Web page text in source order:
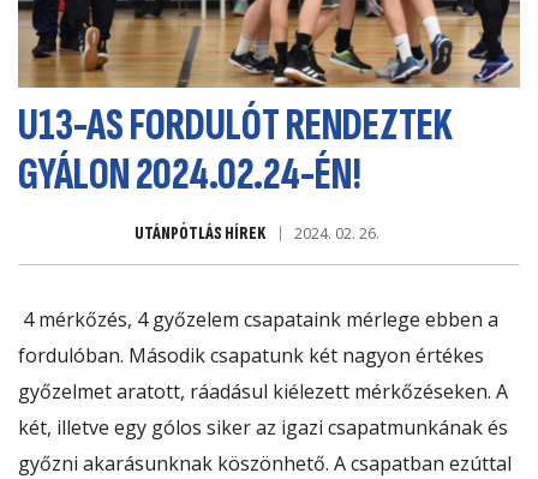
U13-AS FORDULÓT RENDEZTEK
GYÁLON 2024.02.24-ÉN!
UTÁNPÓTLÁS HÍREK 2024. 02. 26.
4 mérkőzés, 4 győzelem csapataink mérlege ebben a
fordulóban. Második csapatunk két nagyon értékes
győzelmet aratott, ráadásul kiélezett mérkőzéseken. A
két, illetve egy gólos siker az igazi csapatmunkának és
győzni akarásunknak köszönhető. A csapatban ezúttal